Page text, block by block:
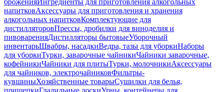
броженияИнгредиенты для приготовления алкогольных
напитковАксессуары для приготовления и хранения
алкогольных напитковКомплектующие для
дистилляторовПрессы, дробилки для виноделия и
пивоваренияДистилляторы бытовыеУборочный
инвентарьШвабры, насадкиВедра, тазы для уборкиНаборы
для уборкиТурки, заварочные чайникиЧайники заварочные,
кофейникиЧайники для плитыТурки, молочникиАксессуары
для чайников, электрочайниковФильтры-
кувшиныХозяйственные товарыСушилки для белья,
прищепкиГладильные доскиУрны, контейнеры для